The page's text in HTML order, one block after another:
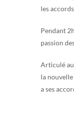
les
Pendant
passion
Articulé
la
a ses